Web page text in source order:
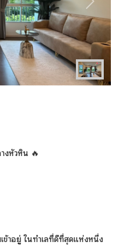
Next
งหัวหิน 🔥
ข้าอยู่ ในทำเลที่ดีที่สุดแห่งหนึ่ง